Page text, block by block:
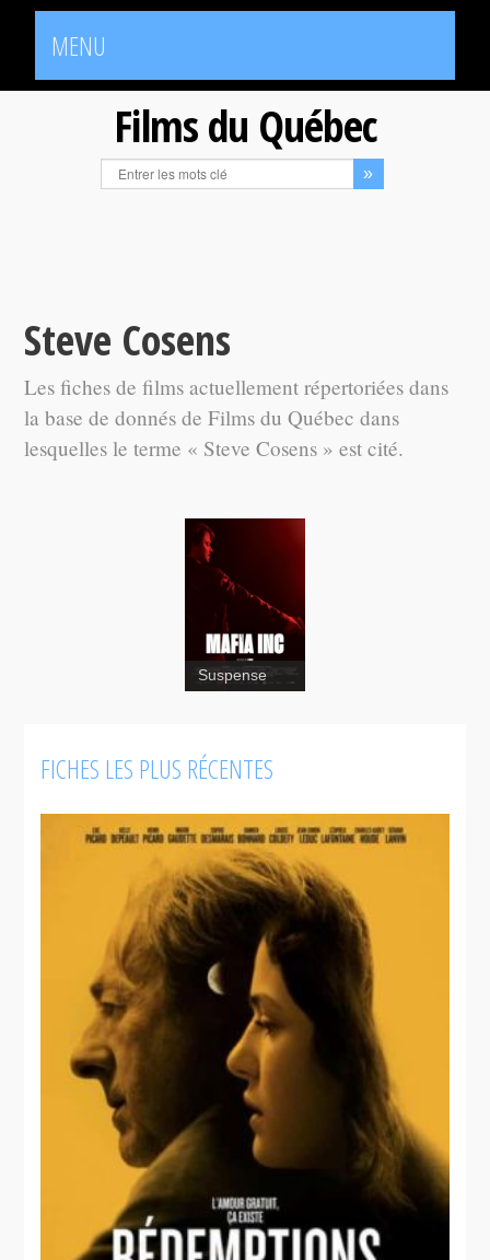
MENU
Films du Québec
Steve Cosens
Les fiches de films actuellement répertoriées dans
la base de donnés de Films du Québec dans
lesquelles le terme « Steve Cosens » est cité.
Suspense
FICHES LES PLUS RÉCENTES